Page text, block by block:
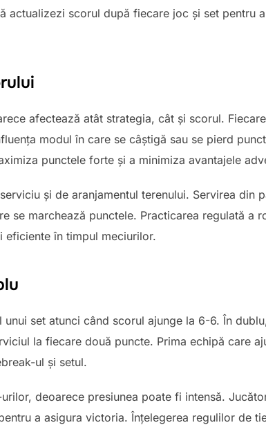
actualizezi scorul după fiecare joc și set pentru
afectează atât strategia, cât și scorul.
modul în care se câștigă sau se pierd
punctele forte și a minimiza avantajele
și de aranjamentul terenului. Servirea din
se marchează punctele. Practicarea regulată a
eficiente în timpul meciurilor.
set atunci când scorul ajunge la 6-6. În
la fiecare două puncte. Prima echipă care
ul și setul.
deoarece presiunea poate fi intensă.
a asigura victoria. Înțelegerea regulilor de